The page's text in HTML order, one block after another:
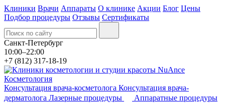
Клиники Врачи Аппараты О клинике Акции Блог Цены
Подбор процедуры Отзывы Сертификаты
Санкт-Петербург
10:00–22:00
+7 (812) 317-18-19
Косметология
Консультация врача-косметолога Консультация врача-
дерматолога Лазерные процедуры
Аппаратные процедуры